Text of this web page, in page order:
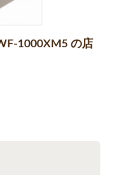
1000XM5 の店